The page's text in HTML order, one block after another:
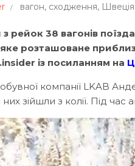
вагон, сходження, Швеція
з рейок 38 вагонів
яке розташоване
із посиланням на
компанії LKAB
зійшли з колії. Під час